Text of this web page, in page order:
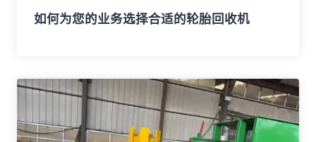
如何为您的业务选择合适的轮胎回收机